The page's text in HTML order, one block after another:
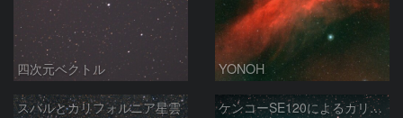
四次元ベクトル YONOH
スバルとカリフォルニア星雲 ケンコーSE120によるカリフォルニア星雲